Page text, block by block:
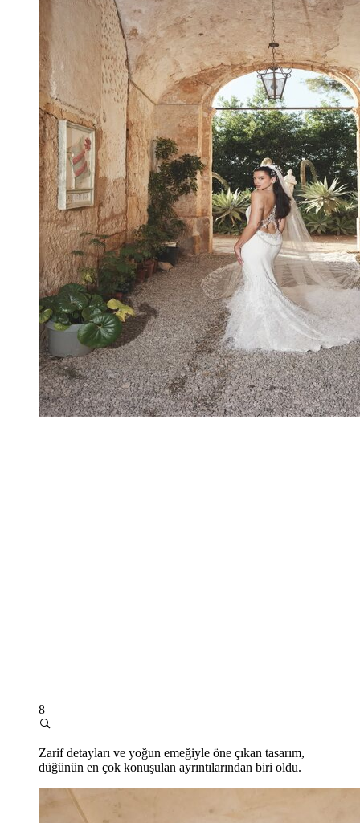
8
Zarif detayları ve yoğun emeğiyle öne çıkan tasarım,
düğünün en çok konuşulan ayrıntılarından biri oldu.